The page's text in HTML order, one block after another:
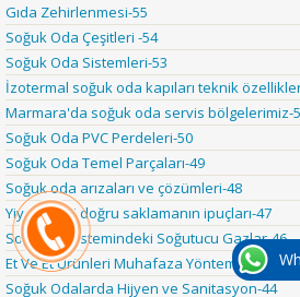
Gıda Zehirlenmesi-55
Soğuk Oda Çeşitleri -54
Soğuk Oda Sistemleri-53
İzotermal soğuk oda kapıları teknik
Marmara'da soğuk oda servis bölgelerimiz-
Soğuk Oda PVC Perdeleri-50
Soğuk Oda Temel Parçaları-49
Soğuk oda arızaları ve çözümleri-48
Yiyecekleri doğru saklamanın ipuçları-47
Soğutma Sistemindeki Soğutucu Gazlar-46
Et Ve Et Ürünleri Muhafaza Yöntemleri-45
Soğuk Odalarda Hijyen ve Sanitasyon-44